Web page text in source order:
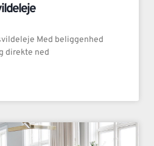
Med beliggenhed
direkte ned